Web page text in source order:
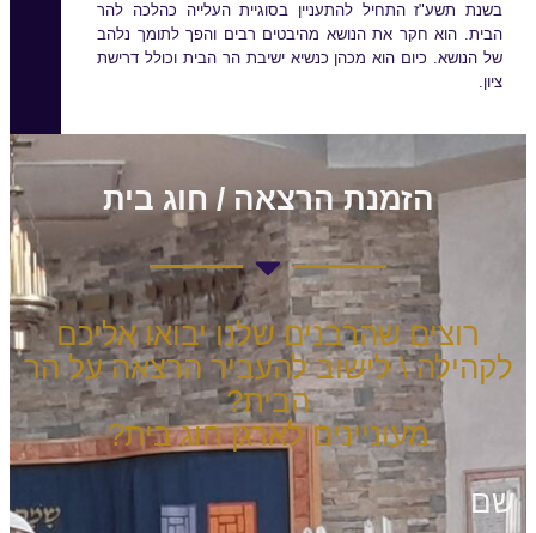
בשנת תשע"ז התחיל להתעניין בסוגיית העלייה כהלכה להר
הבית. הוא חקר את הנושא מהיבטים רבים והפך לתומך נלהב
של הנושא. כיום הוא מכהן כנשיא ישיבת הר הבית וכולל דרישת
ציון.
הזמנת הרצאה / חוג בית
רוצים שהרבנים שלנו יבואו אליכם
לקהילה \ לישוב להעביר הרצאה על הר
הבית?
מעוניינים לארגן חוג בית?
שם